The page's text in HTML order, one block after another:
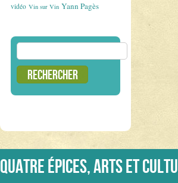
vidéo Vin sur Vin Yann Pagès
Rechercher :
Quatre épices, arts et